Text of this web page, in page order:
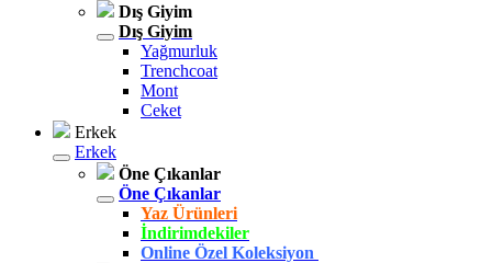
Dış Giyim
Dış Giyim
Yağmurluk
Trenchcoat
Mont
Ceket
Erkek
Erkek
Öne Çıkanlar
Öne Çıkanlar
Yaz Ürünleri
İndirimdekiler
Online Özel Koleksiyon